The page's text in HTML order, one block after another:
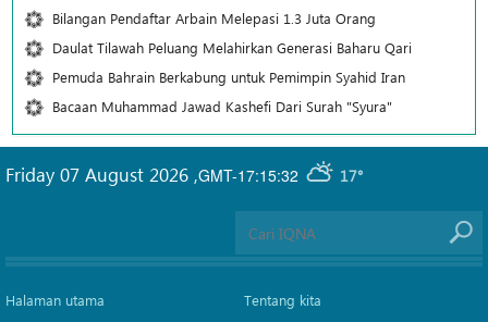
Bilangan Pendaftar Arbain Melepasi 1.3 Juta Orang
Daulat Tilawah Peluang Melahirkan Generasi Baharu Qari
Pemuda Bahrain Berkabung untuk Pemimpin Syahid Iran
Bacaan Muhammad Jawad Kashefi Dari Surah "Syura"
GMT-17:15:32 17°
Friday 07 August 2026 ,
Halaman utama
Tentang kita